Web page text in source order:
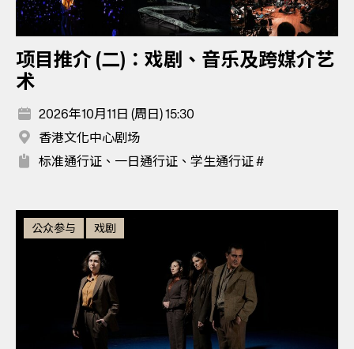
项目推介 (二)：戏剧、音乐及跨媒介艺
术
2026年10月11日 (周日) 15:30
香港文化中心剧场
标准通行证、一日通行证、学生通行证 #
公众参与 戏剧